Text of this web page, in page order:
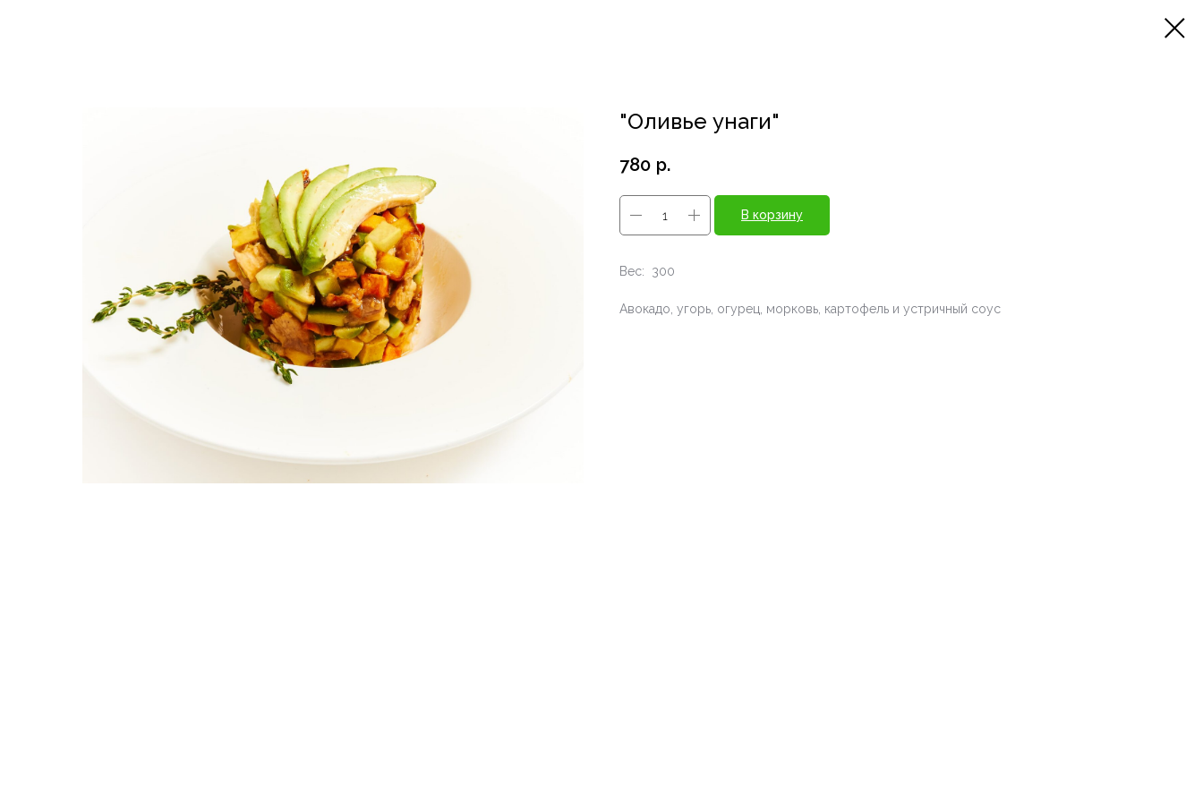
"Оливье унаги"
780 р.
В корзину
Вес: 300
Авокадо, угорь, огурец, морковь, картофель и устричный соус